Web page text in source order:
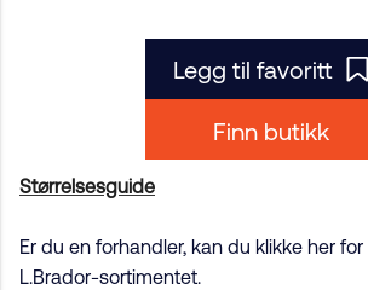
Legg til favoritt
Finn butikk
Størrelsesguide
Er du en forhandler, kan du klikke her
L.Brador-sortimentet.